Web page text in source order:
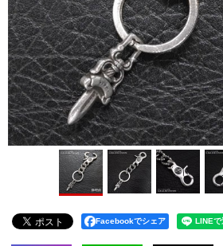
Facebookでシェア